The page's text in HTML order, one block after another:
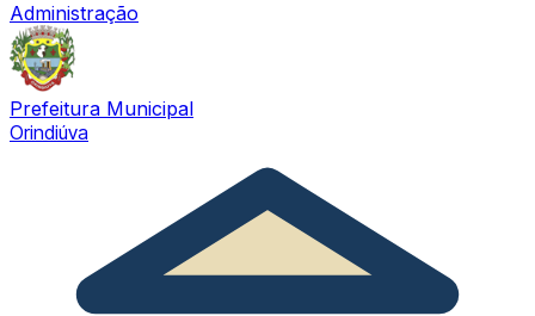
Administração
Prefeitura Municipal
Orindiúva